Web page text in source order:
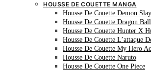
HOUSSE DE COUETTE MANGA
Housse De Couette Demon
Housse De Couette Dragon
Housse De Couette Hunter X
Housse De Couette L’attaque
Housse De Couette My Hero
Housse De Couette Naruto
Housse De Couette One Piece